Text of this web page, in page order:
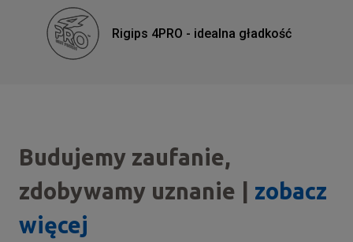
Rigips 4PRO - idealna gładkość
Budujemy zaufanie,
zdobywamy uznanie | zobacz
więcej